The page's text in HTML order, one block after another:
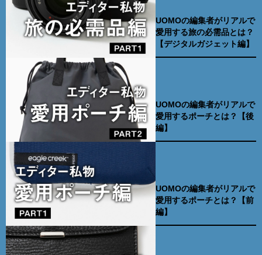
UOMOの編集者がリアルで
愛用する旅の必需品とは？
【デジタルガジェット編】
UOMOの編集者がリアルで
愛用するポーチとは？【後
編】
UOMOの編集者がリアルで
愛用するポーチとは？【前
編】